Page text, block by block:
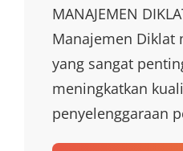
MANAJEMEN
Manajemen Diklat
yang sangat
meningkatkan
penyelenggaraan